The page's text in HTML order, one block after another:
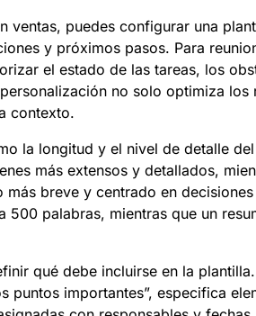
ventas, puedes configurar una
y próximos pasos. Para
el estado de las tareas, los
no solo optimiza los
contexto.
la longitud y el nivel de detalle
más extensos y detallados,
breve y centrado en
500 palabras, mientras que un
qué debe incluirse en la
puntos importantes”, especifica